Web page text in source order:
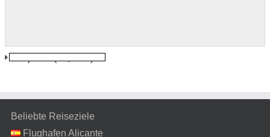
Beliebte Reiseziele
Flughafen Alicante